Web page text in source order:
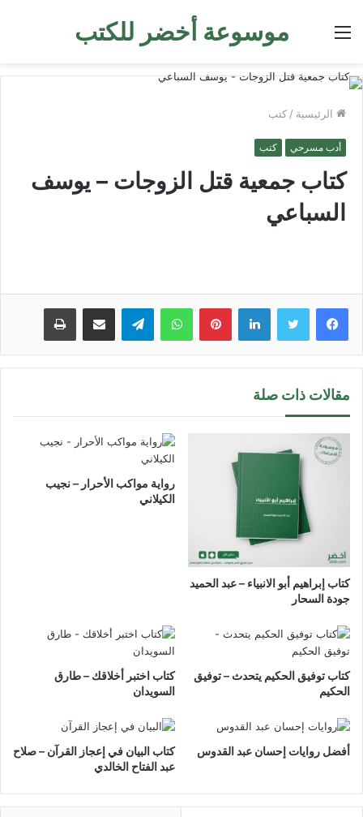
موسوعة أخضر للكتب القائمة
الرئيسية / كتب
أدب مسرحي كتب
كتاب جمعية قتل الزوجات – يوسف
السباعي
لينكدإن بينتيريستواتساب تيلقرام مشاركة عبر البريد طباعة
مقالات ذات صلة
كتاب إبراهيم أبو الانبياء – عبد الحميد
جودة السحار
رواية مواكب الأحرار – نجيب
الكيلاني
كتاب توفيق الحكيم يتحدث – توفيق
الحكيم
كتاب اختبر أخلاقك – طارق
السويدان
أفضل روايات إحسان عبد القدوس
كتاب البيان في إعجاز القرآن – صلاح
عبد الفتاح الخالدي